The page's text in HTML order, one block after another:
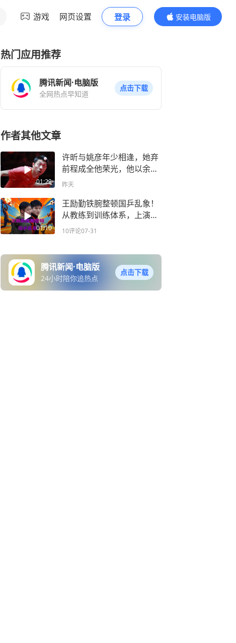
游戏 网页设置 登录
安装电脑版
内容更精彩
热门应用推荐
腾讯新闻·电脑版
全网热点早知道
点击下载
作者其他文章
01:22
许昕与姚彦年少相逢，她弃
前程成全他荣光，他以余生
守护岁岁朝夕
昨天
01:10
王励勤铁腕整顿国乒乱象！
从教练到训练体系，上演刮
骨式整改
10评论07-31
腾讯新闻·电脑版
24小时陪你追热点
点击下载